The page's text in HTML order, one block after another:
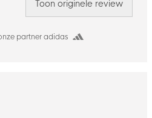
partner adidas
Toon originele review